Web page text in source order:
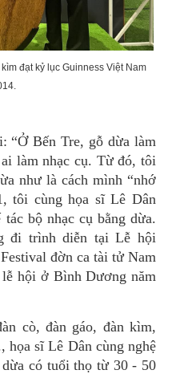
đạt kỷ lục Guinness Việt Nam
“Ở Bến Tre, gỗ dừa làm
làm nhạc cụ. Từ đó, tôi
như là cách mình “nhớ
tôi cùng họa sĩ Lê Dân
bộ nhạc cụ bằng dừa.
đi trình diễn tại Lễ hội
đờn ca tài tử Nam
hội ở Bình Dương năm
cò, đàn gáo, đàn kìm,
họa sĩ Lê Dân cùng nghệ
có tuổi thọ từ 30 - 50